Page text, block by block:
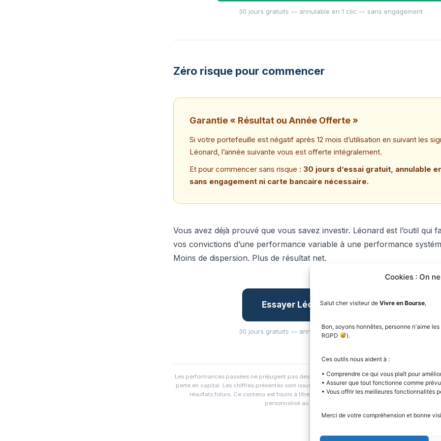
Cookies : On
Salut cher visiteur de Vivre en Bourse,
Bon, soyons honnêtes, personne n'aime
RGPD
).
Ces outils nous aident à :
• Comprendre ce qui vous plaît pour
• Assurer que tout fonctionne comme
• Vous offrir les meilleures fonctionnalités
Merci de votre compréhension et bonne
30 jours gratuits — annulable en 1 clic — sans engagement
Zéro risque pour commencer
Garantie « Résultat ou Année Offerte »
Si votre portefeuille est négatif après 12 mois d’utilisation en suivant les
Léonard, l’année suivante vous est offerte intégralement.
Et pour commencer sans risque : 30 jours d’essai gratuit, annulable
sans engagement ni carte bancaire nécessaire.
Vous avez déjà prouvé que vous savez investir. Léonard est l’outil qui
vos convictions d’une performance variable à une performance
Moins de dispersion. Plus de résultat net.
Essayer Léonard gratuitement →
30 jours gratuits — annulable en 1 clic — sans engagement
Les performances passées ne préjugent pas des performances futures. Investir en bourse
perte en capital. Les chiffres présentés sont issus de backtests historiques et ne constituent pas
résultats futurs. Ce contenu est fourni à titre informatif et ne constitue pas un conseil en
personnalisé au sens de la réglementation AMF.